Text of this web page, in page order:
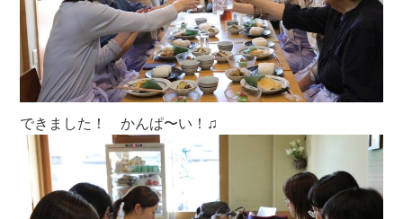
できました！ かんぱ〜い！♫